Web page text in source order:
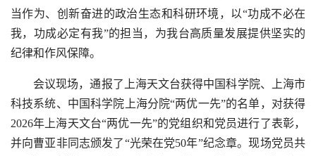
当作为、创新奋进的政治生态和科研环境，以“功成不必在
我，功成必定有我”的担当，为我台高质量发展提供坚实的
纪律和作风保障。
会议现场，通报了上海天文台获得中国科学院、上海市
科技系统、中国科学院上海分院“两优一先”的名单，对获得
2026年上海天文台“两优一先”的党组织和党员进行了表彰，
并向曹亚非同志颁发了“光荣在党50年”纪念章。现场党员共